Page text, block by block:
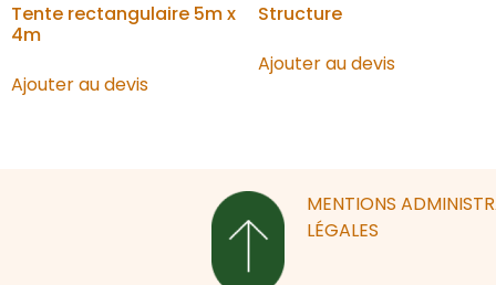
Tente rectangulaire 5m x
4m
Ajouter au devis
Structure
Ajouter au devis
MENTIONS
LÉGALES